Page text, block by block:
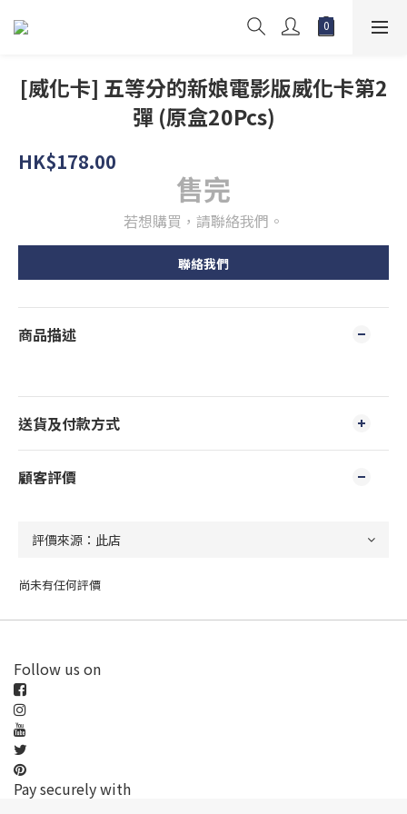
[威化卡] 五等分的新娘電影版威化卡第2
彈 (原盒20Pcs)
HK$178.00
售完
若想購買，請聯絡我們。
聯絡我們
商品描述
送貨及付款方式
顧客評價
尚未有任何評價
Follow us on
Pay securely with